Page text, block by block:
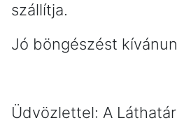
szállítja.
Jó böngészést
Üdvözlettel: A